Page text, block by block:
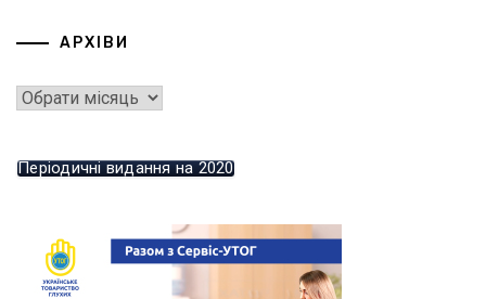
АРХІВИ
Періодичні видання на 2020